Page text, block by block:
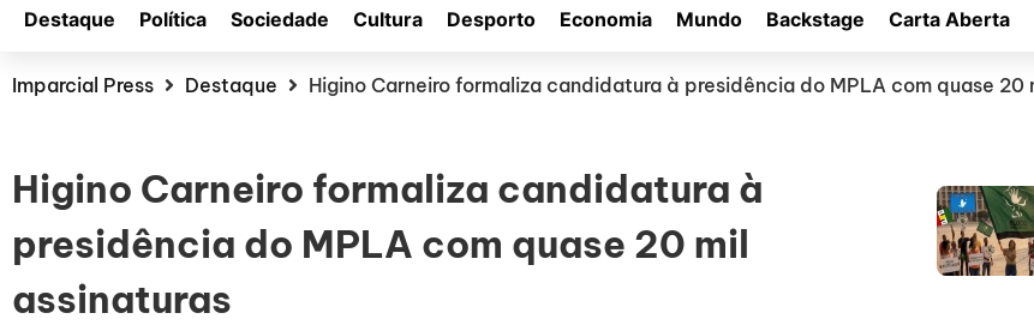
Destaque Política Sociedade Cultura Desporto Economia Mundo Backstage Carta Aberta
Imparcial Press Destaque Higino Carneiro formaliza candidatura à presidência do MPLA com quase 20
Higino Carneiro formaliza candidatura à
presidência do MPLA com quase 20 mil
assinaturas